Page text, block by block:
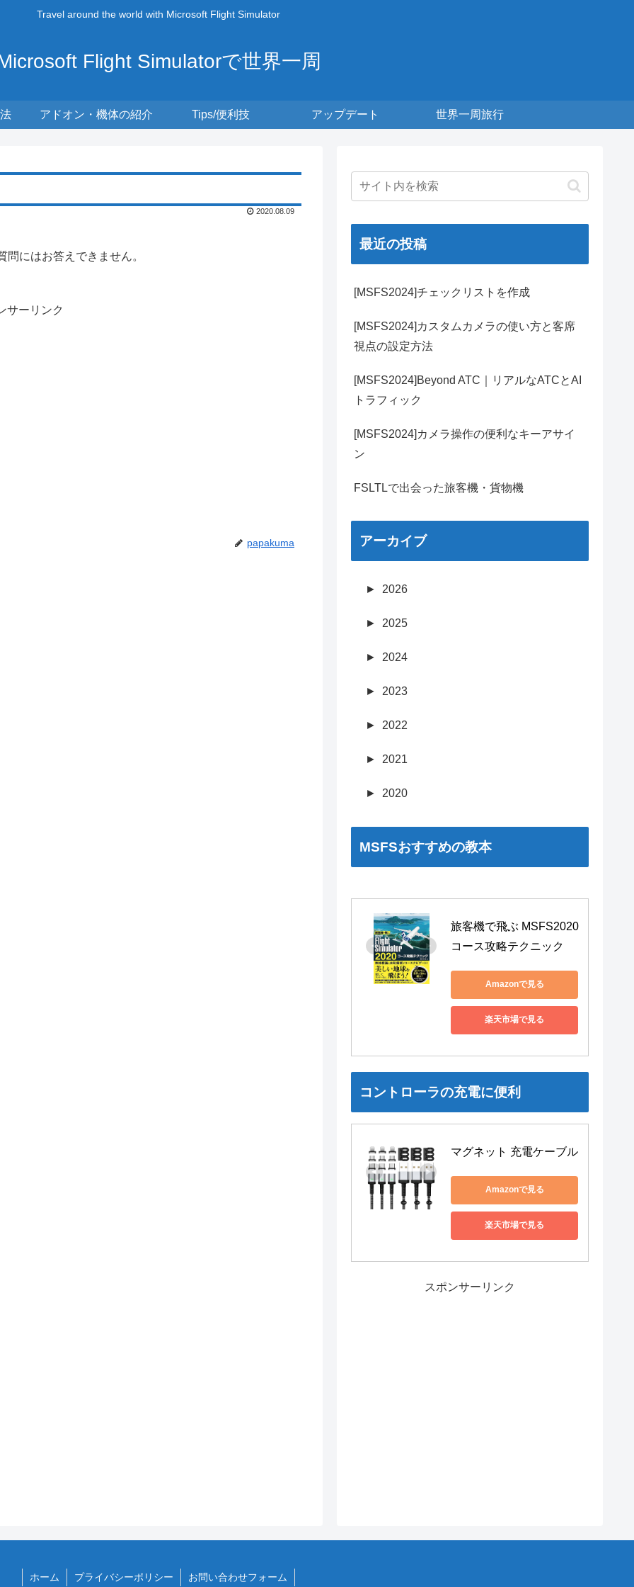
Travel around the world with Microsoft Flight Simulator
Flight Simulatorで世界一周
アドオン・機体の紹介 Tips/便利技 アップデート 世界一周旅行
2020.08.09
にはお答えできません。
サーリンク
papakuma
最近の投稿
[MSFS2024]チェックリストを作成
[MSFS2024]カスタムカメラの使い方と客席
視点の設定方法
[MSFS2024]Beyond ATC｜リアルなATCとAI
トラフィック
[MSFS2024]カメラ操作の便利なキーアサイ
ン
FSLTLで出会った旅客機・貨物機
アーカイブ
► 2026
► 2025
► 2024
► 2023
► 2022
► 2021
► 2020
MSFSおすすめの教本
旅客機で飛ぶ MSFS2020
コース攻略テクニック
Amazonで見る
楽天市場で見る
コントローラの充電に便利
マグネット 充電ケーブル
Amazonで見る
楽天市場で見る
スポンサーリンク
ホーム プライバシーポリシー お問い合わせフォーム